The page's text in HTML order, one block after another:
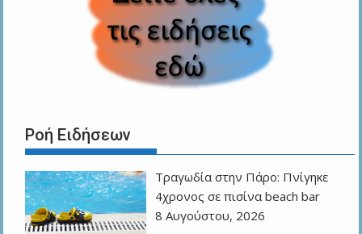
Ροή Ειδήσεων
Τραγωδία στην Πάρο: Πνίγηκε
4χρονος σε πισίνα beach bar
8 Αυγούστου, 2026